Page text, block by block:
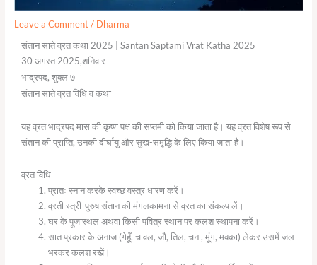
Leave a Comment / Dharma
संतान साते व्रत कथा 2025 | Santan Saptami Vrat Katha 2025
30 अगस्त 2025,शनिवार
भाद्रपद, शुक्ल ७
संतान साते व्रत विधि व कथा
यह व्रत भाद्रपद मास की कृष्ण पक्ष की सप्तमी को किया जाता है। यह व्रत विशेष रूप से
संतान की प्राप्ति, उनकी दीर्घायु और सुख-समृद्धि के लिए किया जाता है।
व्रत विधि
प्रातः स्नान करके स्वच्छ वस्त्र धारण करें।
व्रती स्त्री-पुरुष संतान की मंगलकामना से व्रत का संकल्प लें।
घर के पूजास्थल अथवा किसी पवित्र स्थान पर कलश स्थापना करें।
सात प्रकार के अनाज (गेहूँ, चावल, जौ, तिल, चना, मूंग, मक्का) लेकर उसमें जल
भरकर कलश रखें।